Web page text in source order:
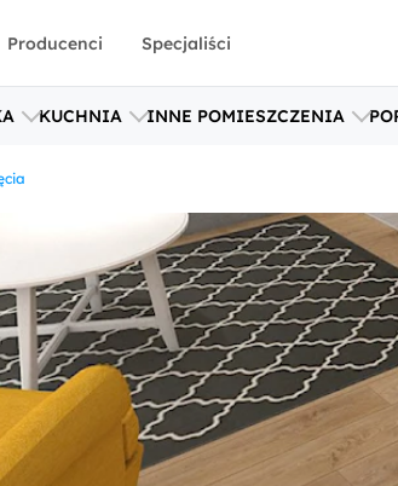
KUCHNIA INNE POMIESZCZENIA
Producenci Specjaliści